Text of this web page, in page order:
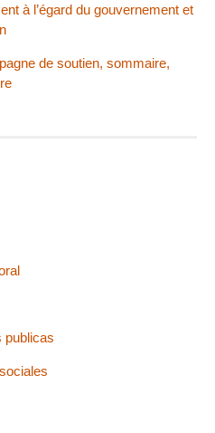
à l’égard du gouvernement et
de soutien, sommaire,
publicas